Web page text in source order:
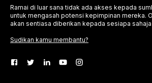
Ramai di luar sana tidak ada akses kepada
untuk mengasah potensi kepimpinan mereka.
akan sentiasa diberikan kepada sesiapa
Sudikan kamu membantu?